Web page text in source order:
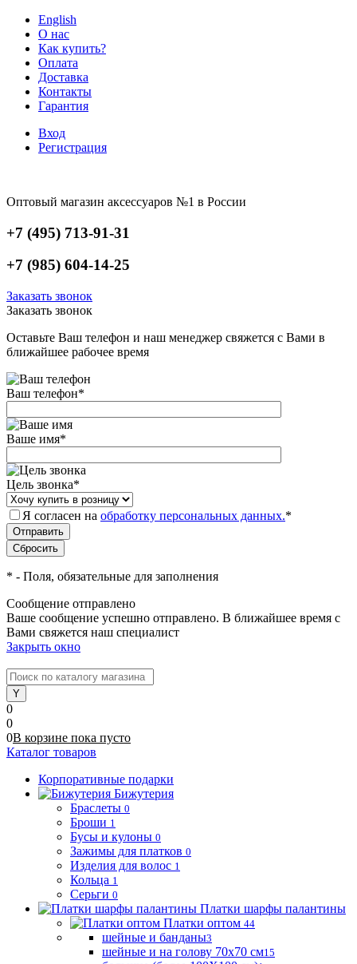
English
О нас
Как купить?
Оплата
Доставка
Контакты
Гарантия
Вход
Регистрация
Оптовый магазин аксессуаров №1 в России
+7 (495) 713-91-31
+7 (985) 604-14-25
Заказать звонок
Заказать звонок
Оставьте Ваш телефон и наш менеджер свяжется с Вами в
ближайшее рабочее время
Ваш телефон*
Ваше имя*
Цель звонка*
Я согласен на обработку персональных данных.*
* - Поля, обязательные для заполнения
Сообщение отправлено
Ваше сообщение успешно отправлено. В ближайшее время с
Вами свяжется наш специалист
Закрыть окно
0
0
0В корзине пока пусто
Каталог товаров
Корпоративные подарки
Бижутерия
Браслеты 0
Броши 1
Бусы и кулоны 0
Зажимы для платков 0
Изделия для волос 1
Кольца 1
Серьги 0
Платки шарфы палантины
Платки оптом 44
шейные и банданы3
шейные и на голову 70х70 см15